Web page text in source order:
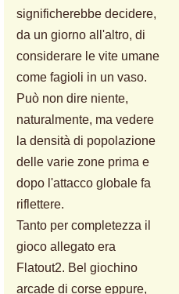
significherebbe decidere,
da un giorno all'altro, di
considerare le vite umane
come fagioli in un vaso.
Può non dire niente,
naturalmente, ma vedere
la densità di popolazione
delle varie zone prima e
dopo l'attacco globale fa
riflettere.
Tanto per completezza il
gioco allegato era
Flatout2. Bel giochino
arcade di corse eppure,